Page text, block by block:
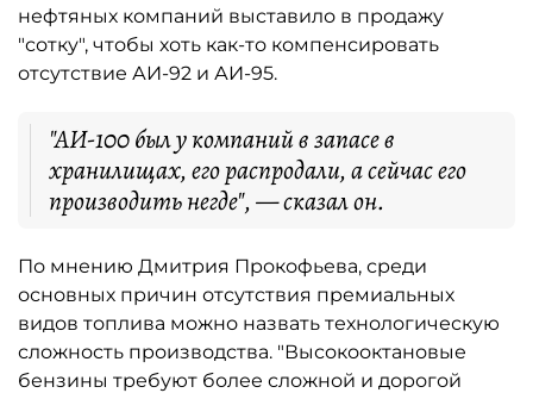
нефтяных компаний выставило в продажу
"сотку", чтобы хоть как-то компенсировать
отсутствие АИ-92 и АИ-95.
"АИ-100 был у компаний в запасе в
хранилищах, его распродали, а сейчас его
производить негде", — сказал он.
По мнению Дмитрия Прокофьева, среди
основных причин отсутствия премиальных
видов топлива можно назвать технологическую
сложность производства. "Высокооктановые
бензины требуют более сложной и дорогой